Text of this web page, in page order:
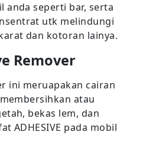
anda seperti bar, serta
utk melindungi
dan kotoran lainya.
Remover
ini meruapakan cairan
atau
bekas lem, dan
ADHESIVE pada mobil